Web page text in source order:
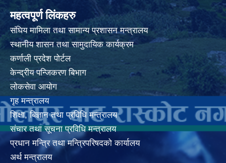
महत्वपूर्ण लिंकहरु
संघिय मामिला तथा सामान्य प्रशासन मन्त्रालय
स्थानीय शासन तथा सामुदायिक कार्यक्रम
कर्णाली प्रदेश पोर्टल
केन्द्रीय पन्जिकरण बिभाग
लोकसेवा आयोग
गृह मन्त्रालय
शिक्षा, बिज्ञान तथा प्रविधि मन्त्रालय
संचार तथा सूचना प्रविधि मन्त्रालय
प्रधान मन्त्रि तथा मन्त्रिपरिषदको कार्यालय
अर्थ मन्त्रालय